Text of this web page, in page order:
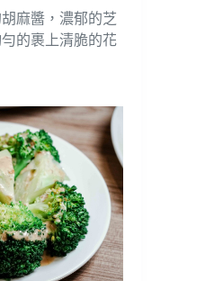
麻醬，濃郁的芝
的裹上清脆的花